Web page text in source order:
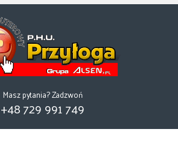
Masz pytania? Zadzwoń
+48 729 991 749